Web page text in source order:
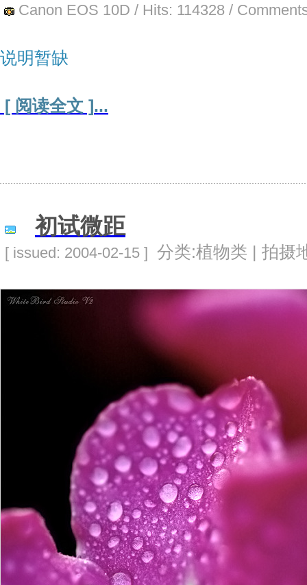
Canon EOS 10D / Hits: 114328 /
说明暂缺
[ 阅读全文 ]...
初试微距
[ issued: 2004-02-15 ] 分类:植物类 | 拍摄